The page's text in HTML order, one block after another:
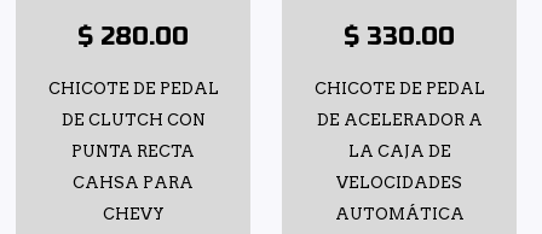
$ 280.00
CHICOTE DE PEDAL
DE CLUTCH CON
PUNTA RECTA
CAHSA PARA
CHEVY
$ 330.00
CHICOTE DE PEDAL
DE ACELERADOR A
LA CAJA DE
VELOCIDADES
AUTOMÁTICA